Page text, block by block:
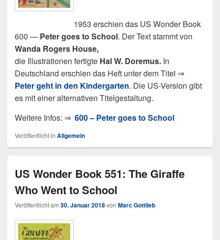
1953 erschien das US Wonder Book
600 — Peter goes to School. Der Text stammt von
Wanda Rogers House,
die Illustrationen fertigte Hal W. Doremus. In
Deutschland erschien das Heft unter dem Titel ⇒
Peter geht in den Kindergarten. Die US-Version gibt
es mit einer alternativen Titelgestaltung.
Weitere Infos: ⇒ 600 – Peter goes to School
Veröffentlicht in Allgemein
US Wonder Book 551: The Giraffe
Who Went to School
Veröffentlicht am 30. Januar 2018von Marc Gottlieb